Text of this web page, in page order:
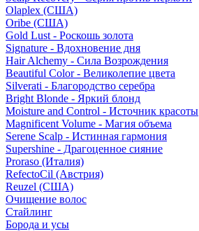
Olaplex (США)
Oribe (США)
Gold Lust - Роскошь золота
Signature - Вдохновение дня
Hair Alchemy - Сила Возрождения
Beautiful Color - Великолепие цвета
Silverati - Благородство серебра
Bright Blonde - Яркий блонд
Moisture and Control - Источник красоты
Magnificent Volume - Магия объема
Serene Scalp - Истинная гармония
Supershine - Драгоценное сияние
Proraso (Италия)
RefectoCil (Австрия)
Reuzel (США)
Очищение волос
Стайлинг
Борода и усы